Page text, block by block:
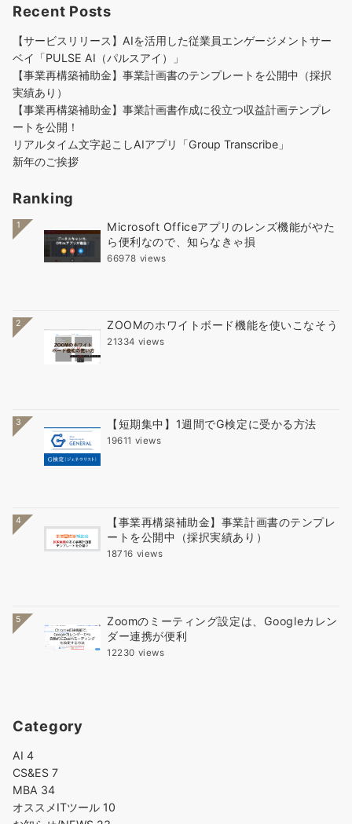
Recent Posts
【サービスリリース】AIを活用した従業員エンゲージメントサー
ベイ「PULSE AI（パルスアイ）」
【事業再構築補助金】事業計画書のテンプレートを公開中（採択
実績あり）
【事業再構築補助金】事業計画書作成に役立つ収益計画テンプレ
ートを公開！
リアルタイム文字起こしAIアプリ「Group Transcribe」
新年のご挨拶
Ranking
1
Microsoft Officeアプリのレンズ機能がやた
ら便利なので、知らなきゃ損
66978 views
2 ZOOMのホワイトボード機能を使いこなそう
21334 views
3 【短期集中】1週間でG検定に受かる方法
19611 views
4
【事業再構築補助金】事業計画書のテンプレ
ートを公開中（採択実績あり）
18716 views
5
Zoomのミーティング設定は、Googleカレン
ダー連携が便利
12230 views
Category
AI 4
CS&ES 7
MBA 34
オススメITツール 10